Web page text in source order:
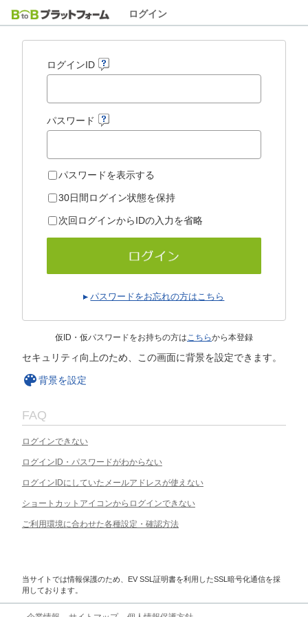
ログイン
ログインID
パスワード
パスワードを表示する
30日間ログイン状態を保持
次回ログインからIDの入力を省略
パスワードをお忘れの方はこちら
仮ID・仮パスワードをお持ちの方はこちらから本登録
セキュリティ向上のため、この画面に背景を設定できます。
背景を設定
FAQ
ログインできない
ログインID・パスワードがわからない
ログインIDにしていたメールアドレスが使えない
ショートカットアイコンからログインできない
ご利用環境に合わせた各種設定・確認方法
当サイトでは情報保護のため、EV SSL証明書を利用したSSL暗号化通信を採
用しております。